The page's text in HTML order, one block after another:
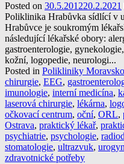
Posted on 30.5.201220.2.2021
Poliklinika Hrabůvka sídlící v
Hrabůvce je soukromým
následující lékařské obory:
gastroenterologie,
kožní, logopedie, neurologi...
Posted in Polikliniky
chirurgie, EEG,
imunologie, interní medicína,
laserová chirurgie, lékárna,
očkovací centrum, oční, ORL,
Ostrava, praktický lékař,
psychiatrie, psychologie,
stomatologie, ultrazvuk,
zdravotnické potřeby